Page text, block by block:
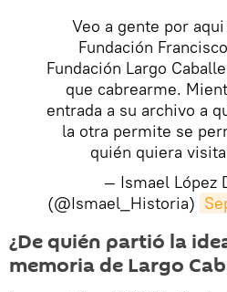
Veo a gente por
Fundación
Fundación Largo
que cabrearme.
entrada a su archivo a
la otra permite se
quién quiera
— Ismael López
(@Ismael_Historia)
¿De quién partió la
memoria de Largo